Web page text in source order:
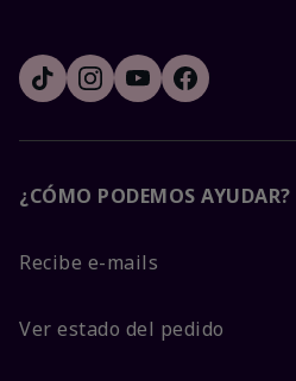
¿CÓMO PODEMOS AYUDAR?
Recibe e-mails
Ver estado del pedido